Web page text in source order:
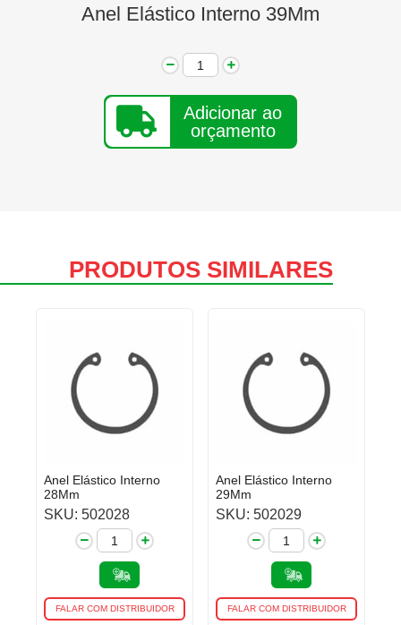
Anel Elástico Interno 39Mm
Adicionar ao
orçamento
PRODUTOS SIMILARES
Anel Elástico Interno
28Mm
SKU: 502028
FALAR COM DISTRIBUIDOR
Anel Elástico Interno
29Mm
SKU: 502029
FALAR COM DISTRIBUIDOR